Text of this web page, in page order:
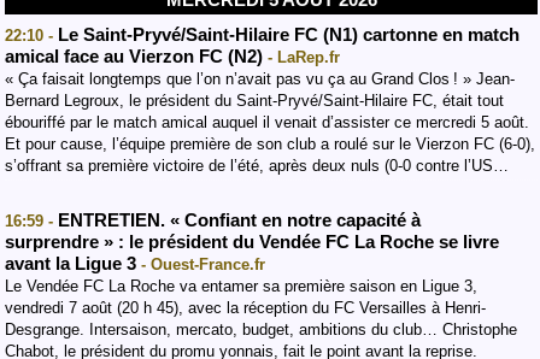
22:10 - Le Saint-Pryvé/Saint-Hilaire FC (N1) cartonne en match
amical face au Vierzon FC (N2) - LaRep.fr
« Ça faisait longtemps que l’on n’avait pas vu ça au Grand Clos ! » Jean-
Bernard Legroux, le président du Saint-Pryvé/Saint-Hilaire FC, était tout
ébouriffé par le match amical auquel il venait d’assister ce mercredi 5 août.
Et pour cause, l’équipe première de son club a roulé sur le Vierzon FC (6-0),
s’offrant sa première victoire de l’été, après deux nuls (0-0 contre l’US…
16:59 - ENTRETIEN. « Confiant en notre capacité à
surprendre » : le président du Vendée FC La Roche se livre
avant la Ligue 3 - Ouest-France.fr
Le Vendée FC La Roche va entamer sa première saison en Ligue 3,
vendredi 7 août (20 h 45), avec la réception du FC Versailles à Henri-
Desgrange. Intersaison, mercato, budget, ambitions du club… Christophe
Chabot, le président du promu yonnais, fait le point avant la reprise.